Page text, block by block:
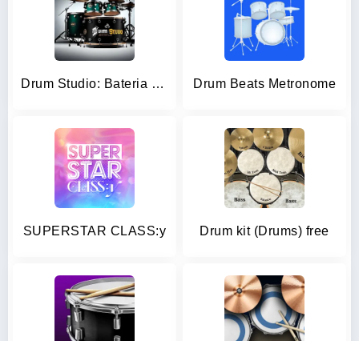
Drum Studio: Bateria Virtual Drum Beats Metronome
SUPERSTAR CLASS:y Drum kit (Drums) free